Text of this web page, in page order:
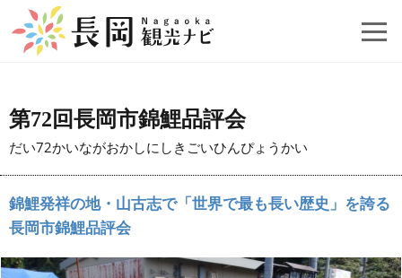
第72回長岡市錦鯉品評会
だい72かいながおかしにしきごいひんぴょうかい
錦鯉発祥の地・山古志で「世界で最も長い歴史」を誇る
長岡市錦鯉品評会